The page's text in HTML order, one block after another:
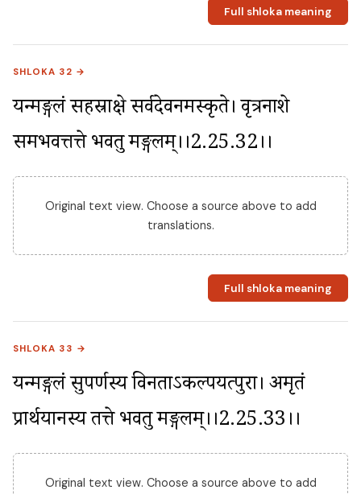
Full shloka meaning
SHLOKA 32 →
यन्मङ्गलं सहस्राक्षे सर्वदेवनमस्कृते। वृत्रनाशे
समभवत्तत्ते भवतु मङ्गलम्।।2.25.32।।
Original text view. Choose a source above to add
translations.
Full shloka meaning
SHLOKA 33 →
यन्मङ्गलं सुपर्णस्य विनताऽकल्पयत्पुरा। अमृतं
प्रार्थयानस्य तत्ते भवतु मङ्गलम्।।2.25.33।।
Original text view. Choose a source above to add